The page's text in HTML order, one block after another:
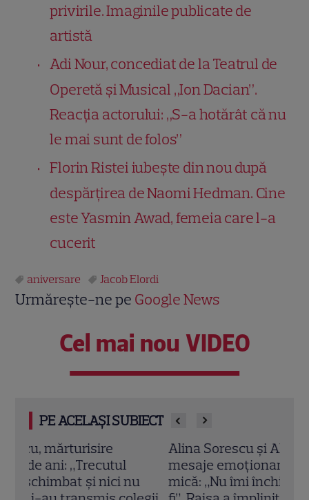
privirile. Imaginile publicate de
artistă
Adi Nour, concediat de la Teatrul de
Operetă și Musical „Ion Dacian”.
Reacția actorului: „S-a hotărât că nu
le mai sunt de folos”
Florin Ristei iubește din nou după
despărțirea de Naomi Hedman. Cine
este Yasmin Awad, femeia care l-a
cucerit
aniversare Jacob Elordi
Urmărește-ne pe Google News
Cel mai nou VIDEO
PE ACELAȘI SUBIECT
Alina Sorescu și Alexandru Ciucu,
mesaje emoționante pentru fiica lor cea
mică: „Nu îmi închipuiam cât de bună vei